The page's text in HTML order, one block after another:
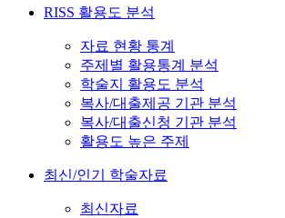
RISS 활용도 분석
자료 현황 통계
주제별 활용통계 분석
학술지 활용도 분석
복사/대출제공 기관 분석
복사/대출신청 기관 분석
활용도 높은 주제
최신/인기 학술자료
최신자료